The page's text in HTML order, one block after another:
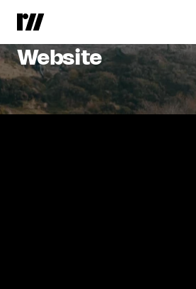
CropEnergies AG
Relaunch
Website